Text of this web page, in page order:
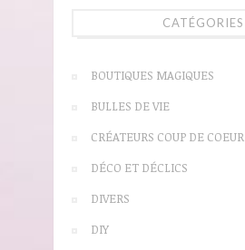
CATÉGORIES
BOUTIQUES MAGIQUES
BULLES DE VIE
CRÉATEURS COUP DE COEUR
DÉCO ET DÉCLICS
DIVERS
DIY